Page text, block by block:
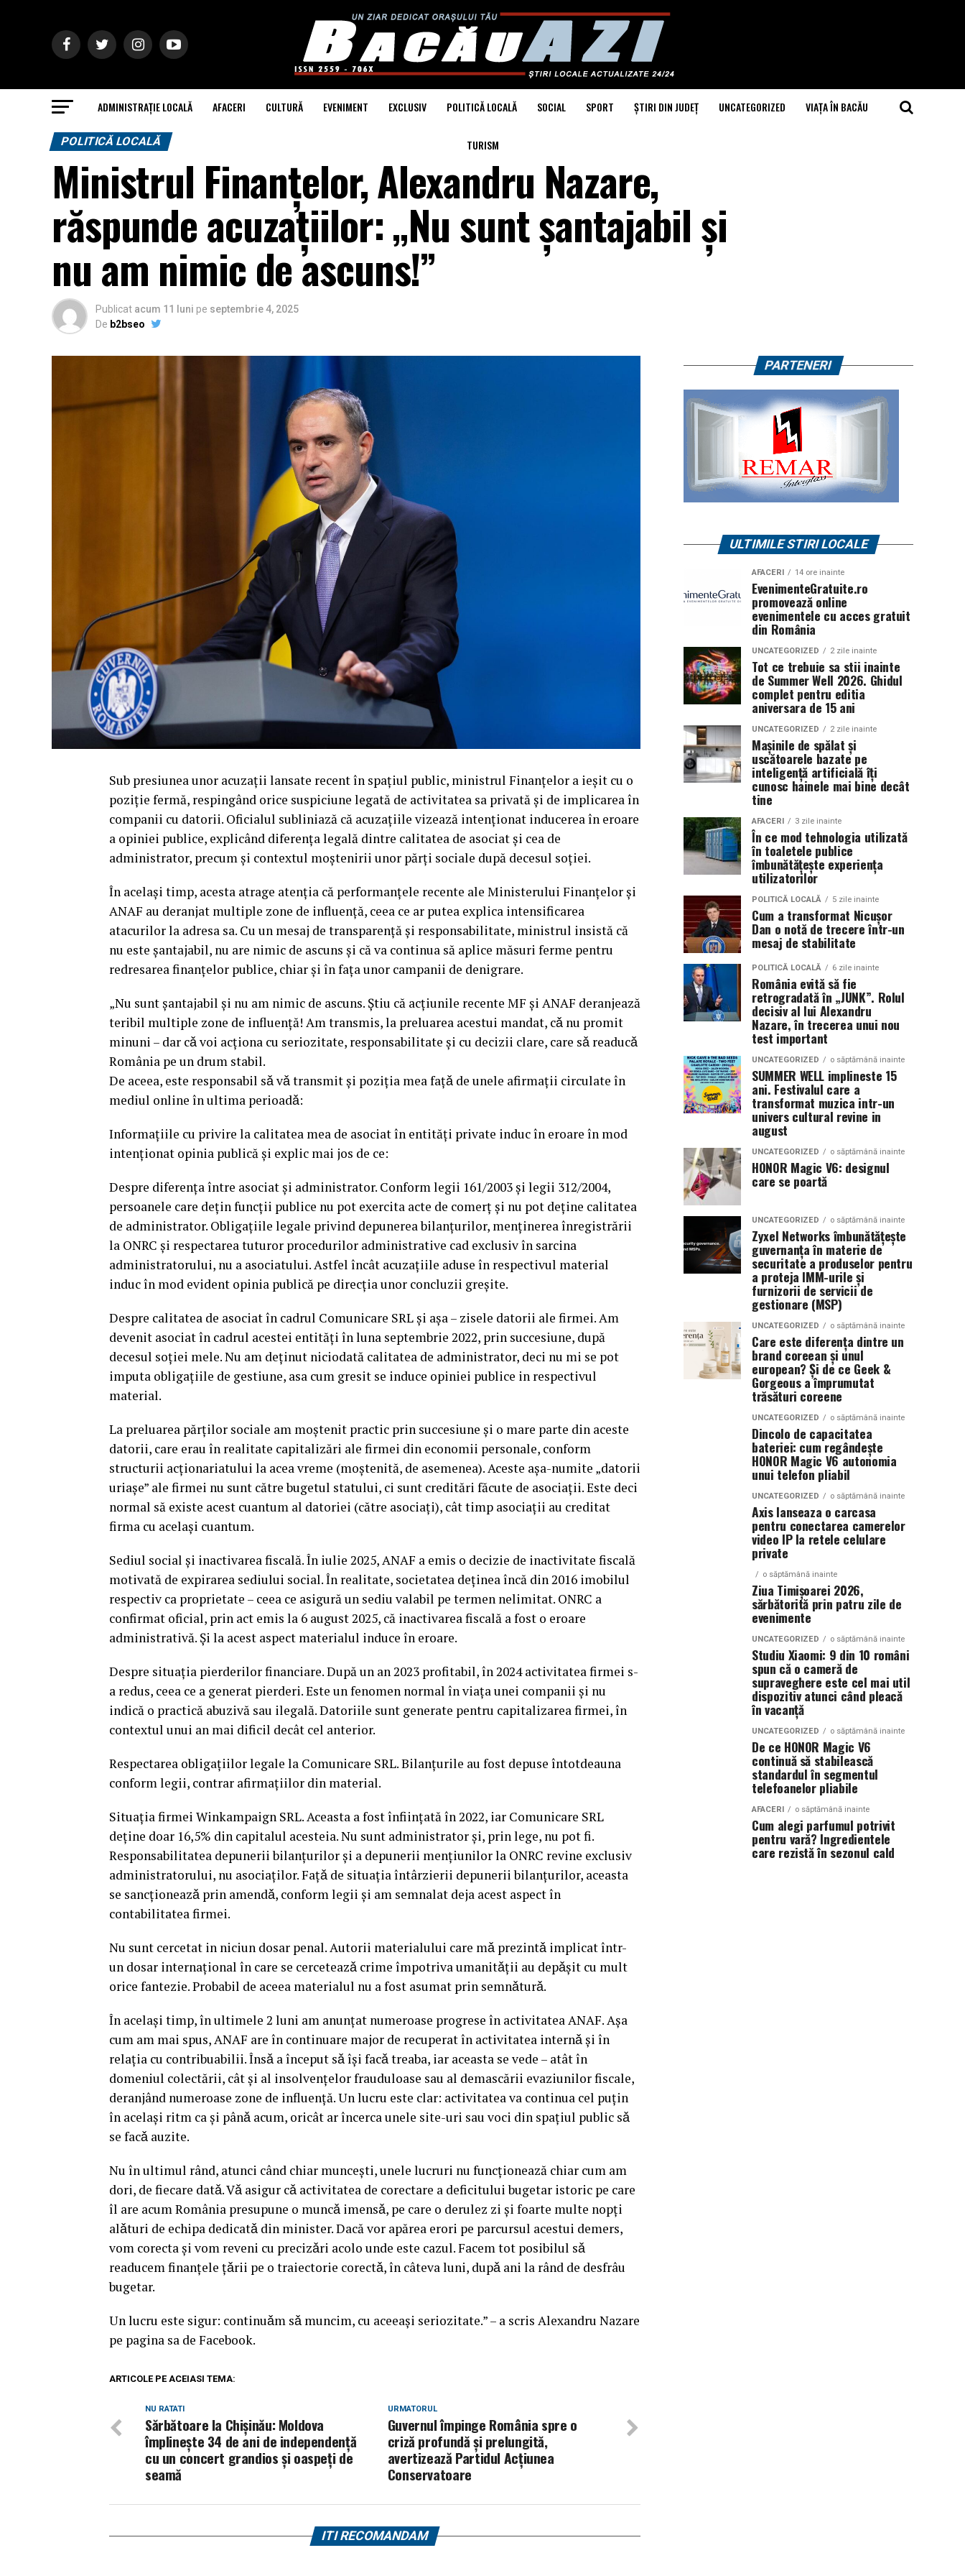
ADMINISTRAȚIE LOCALĂ AFACERI CULTURĂ EVENIMENT EXCLUSIV POLITICĂ LOCALĂ SOCIAL SPORT ȘTIRI DIN JUDEȚ UNCATEGORIZED VIAȚA ÎN BACĂU
TURISM
POLITICĂ LOCALĂ
Ministrul Finanțelor, Alexandru Nazare,
răspunde acuzațiilor: „Nu sunt șantajabil și
nu am nimic de ascuns!”
Publicat acum 11 luni pe septembrie 4, 2025
De b2bseo
Sub presiunea unor acuzații lansate recent în spațiul public, ministrul Finanțelor a ieșit cu o
poziție fermă, respingând orice suspiciune legată de activitatea sa privată și de implicarea în
companii cu datorii. Oficialul subliniază că acuzațiile vizează intenționat inducerea în eroare
a opiniei publice, explicând diferența legală dintre calitatea de asociat și cea de
administrator, precum și contextul moștenirii unor părți sociale după decesul soției.
În același timp, acesta atrage atenția că performanțele recente ale Ministerului Finanţelor și
ANAF au deranjat multiple zone de influență, ceea ce ar putea explica intensificarea
atacurilor la adresa sa. Cu un mesaj de transparență și responsabilitate, ministrul insistă că
nu este șantajabil, nu are nimic de ascuns și că va continua să aplice măsuri ferme pentru
redresarea finanțelor publice, chiar și în fața unor campanii de denigrare.
„Nu sunt şantajabil şi nu am nimic de ascuns. Știu că acțiunile recente MF și ANAF deranjează
teribil multiple zone de influență! Am transmis, la preluarea acestui mandat, cǎ nu promit
minuni – dar cǎ voi acționa cu seriozitate, responsabilitate şi cu decizii clare, care sǎ readucǎ
România pe un drum stabil.
De aceea, este responsabil sǎ vǎ transmit şi poziția mea fațǎ de unele afirmații circulate în
mediul online în ultima perioadǎ:
Informațiile cu privire la calitatea mea de asociat în entități private induc în eroare în mod
intenționat opinia publică și explic mai jos de ce:
Despre diferența între asociat și administrator. Conform legii 161/2003 și legii 312/2004,
persoanele care dețin funcții publice nu pot exercita acte de comerț și nu pot deține calitatea
de administrator. Obligațiile legale privind depunerea bilanțurilor, menținerea înregistrării
la ONRC și respectarea tuturor procedurilor administrative cad exclusiv în sarcina
administratorului, nu a asociatului. Astfel încât acuzațiile aduse în respectivul material
induc în mod evident opinia publică pe direcția unor concluzii greșite.
Despre calitatea de asociat în cadrul Comunicare SRL și așa – zisele datorii ale firmei. Am
devenit asociat în cadrul acestei entități în luna septembrie 2022, prin succesiune, după
decesul soției mele. Nu am deținut niciodată calitatea de administrator, deci nu mi se pot
imputa obligațiile de gestiune, asa cum gresit se induce opiniei publice in respectivul
material.
La preluarea părților sociale am moștenit practic prin succesiune și o mare parte din aceste
datorii, care erau în realitate capitalizări ale firmei din economii personale, conform
structurii acționariatului la acea vreme (moștenită, de asemenea). Aceste așa-numite „datorii
uriașe” ale firmei nu sunt către bugetul statului, ci sunt creditări făcute de asociații. Este deci
normal să existe acest cuantum al datoriei (către asociați), cât timp asociații au creditat
firma cu același cuantum.
Sediul social și inactivarea fiscală. În iulie 2025, ANAF a emis o decizie de inactivitate fiscală
motivată de expirarea sediului social. În realitate, societatea deținea încă din 2016 imobilul
respectiv ca proprietate – ceea ce asigură un sediu valabil pe termen nelimitat. ONRC a
confirmat oficial, prin act emis la 6 august 2025, că inactivarea fiscală a fost o eroare
administrativă. Și la acest aspect materialul induce în eroare.
Despre situația pierderilor financiare. După un an 2023 profitabil, în 2024 activitatea firmei s-
a redus, ceea ce a generat pierderi. Este un fenomen normal în viața unei companii și nu
indică o practică abuzivă sau ilegală. Datoriile sunt generate pentru capitalizarea firmei, în
contextul unui an mai dificil decât cel anterior.
Respectarea obligațiilor legale la Comunicare SRL. Bilanțurile au fost depuse întotdeauna
conform legii, contrar afirmațiilor din material.
Situația firmei Winkampaign SRL. Aceasta a fost înființată în 2022, iar Comunicare SRL
deține doar 16,5% din capitalul acesteia. Nu sunt administrator și, prin lege, nu pot fi.
Responsabilitatea depunerii bilanțurilor și a depunerii mențiunilor la ONRC revine exclusiv
administratorului, nu asociaților. Fațǎ de situația întârzierii depunerii bilanțurilor, aceasta
se sancționeazǎ prin amendǎ, conform legii şi am semnalat deja acest aspect în
contabilitatea firmei.
Nu sunt cercetat in niciun dosar penal. Autorii materialului care mǎ prezintǎ implicat într-
un dosar internațional în care se cerceteazǎ crime împotriva umanitǎții au depǎşit cu mult
orice fantezie. Probabil de aceea materialul nu a fost asumat prin semnǎturǎ.
În acelaşi timp, în ultimele 2 luni am anunțat numeroase progrese în activitatea ANAF. Aşa
cum am mai spus, ANAF are în continuare major de recuperat în activitatea internǎ şi în
relația cu contribuabilii. Însǎ a început sǎ îşi facǎ treaba, iar aceasta se vede – atât în
domeniul colectării, cât și al insolvențelor frauduloase sau al demascării evaziunilor fiscale,
deranjând numeroase zone de influență. Un lucru este clar: activitatea va continua cel puțin
în acelaşi ritm ca şi pânǎ acum, oricât ar încerca unele site-uri sau voci din spațiul public sǎ
se facǎ auzite.
Nu în ultimul rând, atunci când chiar muncești, unele lucruri nu funcționează chiar cum am
dori, de fiecare datǎ. Vǎ asigur cǎ activitatea de corectare a deficitului bugetar istoric pe care
îl are acum România presupune o muncǎ imensǎ, pe care o derulez zi şi foarte multe nopți
alǎturi de echipa dedicatǎ din minister. Dacă vor apărea erori pe parcursul acestui demers,
vom corecta şi vom reveni cu precizǎri acolo unde este cazul. Facem tot posibilul sǎ
readucem finanțele țǎrii pe o traiectorie corectǎ, în câteva luni, dupǎ ani la rând de desfrâu
bugetar.
Un lucru este sigur: continuǎm sǎ muncim, cu aceeaşi seriozitate.” – a scris Alexandru Nazare
pe pagina sa de Facebook.
ARTICOLE PE ACEIASI TEMA:
URMATORUL
Guvernul împinge România spre o
criză profundă și prelungită,
avertizează Partidul Acțiunea
Conservatoare
NU RATATI
Sărbătoare la Chișinău: Moldova
împlinește 34 de ani de independență
cu un concert grandios și oaspeți de
seamă
ITI RECOMANDAM
PARTENERI
ULTIMILE STIRI LOCALE
AFACERI 14 ore inainte
EvenimenteGratuite.ro
promovează online
evenimentele cu acces gratuit
din România
UNCATEGORIZED 2 zile inainte
Tot ce trebuie sa stii inainte
de Summer Well 2026. Ghidul
complet pentru editia
aniversara de 15 ani
UNCATEGORIZED 2 zile inainte
Mașinile de spălat și
uscătoarele bazate pe
inteligență artificială îți
cunosc hainele mai bine decât
tine
AFACERI 3 zile inainte
În ce mod tehnologia utilizată
în toaletele publice
îmbunătățește experiența
utilizatorilor
POLITICĂ LOCALĂ 5 zile inainte
Cum a transformat Nicușor
Dan o notă de trecere într-un
mesaj de stabilitate
POLITICĂ LOCALĂ 6 zile inainte
România evită să fie
retrogradată în „JUNK”. Rolul
decisiv al lui Alexandru
Nazare, în trecerea unui nou
test important
UNCATEGORIZED o săptămână inainte
SUMMER WELL implineste 15
ani. Festivalul care a
transformat muzica intr-un
univers cultural revine in
august
UNCATEGORIZED o săptămână inainte
HONOR Magic V6: designul
care se poartă
UNCATEGORIZED o săptămână inainte
Zyxel Networks îmbunătățește
guvernanța în materie de
securitate a produselor pentru
a proteja IMM-urile și
furnizorii de servicii de
gestionare (MSP)
UNCATEGORIZED o săptămână inainte
Care este diferența dintre un
brand coreean și unul
european? Și de ce Geek &
Gorgeous a împrumutat
trăsături coreene
UNCATEGORIZED o săptămână inainte
Dincolo de capacitatea
bateriei: cum regândește
HONOR Magic V6 autonomia
unui telefon pliabil
UNCATEGORIZED o săptămână inainte
Axis lanseaza o carcasa
pentru conectarea camerelor
video IP la retele celulare
private
o săptămână inainte
Ziua Timișoarei 2026,
sărbătorită prin patru zile de
evenimente
UNCATEGORIZED o săptămână inainte
Studiu Xiaomi: 9 din 10 români
spun că o cameră de
supraveghere este cel mai util
dispozitiv atunci când pleacă
în vacanță
UNCATEGORIZED o săptămână inainte
De ce HONOR Magic V6
continuă să stabilească
standardul în segmentul
telefoanelor pliabile
AFACERI o săptămână inainte
Cum alegi parfumul potrivit
pentru vară? Ingredientele
care rezistă în sezonul cald